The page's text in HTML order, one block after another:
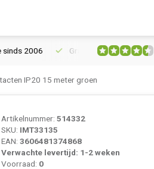
2006 Gratis verzending vanaf € 150
IP20 15 meter groen
Artikelnummer: 514332
SKU: IMT33135
EAN: 3606481374868
Verwachte levertijd: 1-2 weken
Voorraad: 0